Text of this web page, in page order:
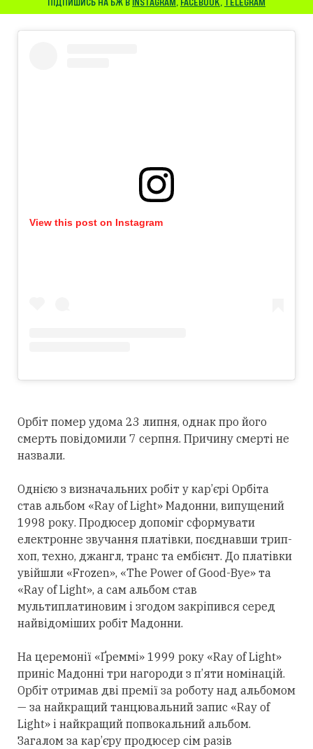
ПІДПИШИСЬ НА БЖ В INSTAGRAM, FACEBOOK, TELEGRAM
View this post on Instagram
Орбіт помер удома 23 липня, однак про його
смерть повідомили 7 серпня. Причину смерті не
назвали.
Однією з визначальних робіт у кар’єрі Орбіта
став альбом «Ray of Light» Мадонни, випущений
1998 року. Продюсер допоміг сформувати
електронне звучання платівки, поєднавши трип-
хоп, техно, джангл, транс та ембієнт. До платівки
увійшли «Frozen», «The Power of Good-Bye» та
«Ray of Light», а сам альбом став
мультиплатиновим і згодом закріпився серед
найвідоміших робіт Мадонни.
На церемонії «Ґреммі» 1999 року «Ray of Light»
приніс Мадонні три нагороди з п’яти номінацій.
Орбіт отримав дві премії за роботу над альбомом
— за найкращий танцювальний запис «Ray of
Light» і найкращий попвокальний альбом.
Загалом за кар’єру продюсер сім разів